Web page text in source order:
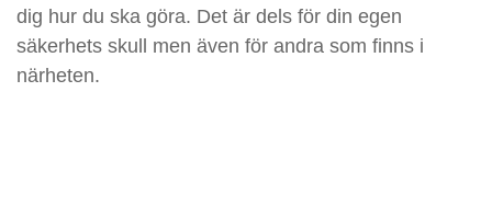
dig hur du ska göra. Det är dels för din egen
säkerhets skull men även för andra som finns i
närheten.